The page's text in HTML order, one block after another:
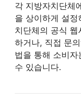
각 지방자치단체
을 상이하게 설
치단체의 공식
하거나, 직접 문
법을 통해 소비자
수 있습니다.